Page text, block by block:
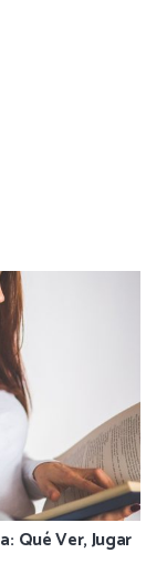
Qué Ver, Jugar